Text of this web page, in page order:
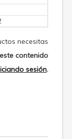
necesitas
contenido
sesión.